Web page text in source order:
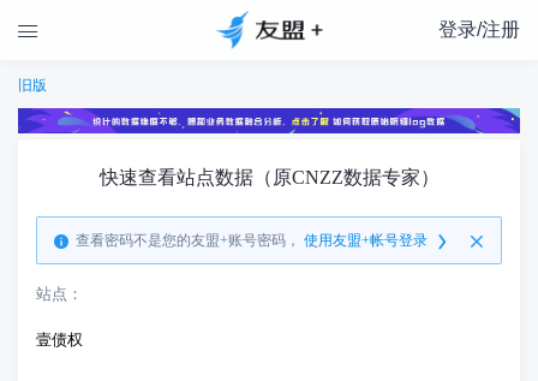
 登录/注册
旧版
快速查看站点数据（原CNZZ数据专家）
查看密码不是您的友盟+账号密码， 使用友盟+帐号登录
站点：
壹债权